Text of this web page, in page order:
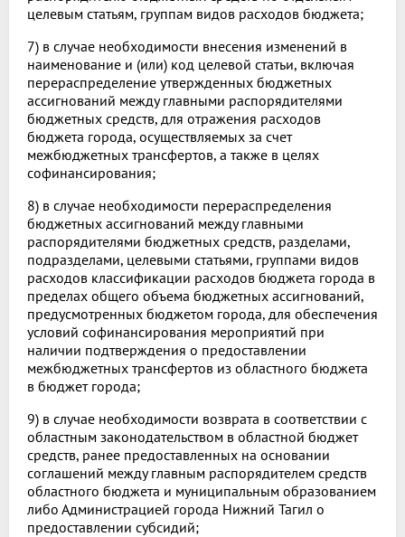
целевым статьям, группам видов расходов бюджета;
7) в случае необходимости внесения изменений в
наименование и (или) код целевой статьи, включая
перераспределение утвержденных бюджетных
ассигнований между главными распорядителями
бюджетных средств, для отражения расходов
бюджета города, осуществляемых за счет
межбюджетных трансфертов, а также в целях
софинансирования;
8) в случае необходимости перераспределения
бюджетных ассигнований между главными
распорядителями бюджетных средств, разделами,
подразделами, целевыми статьями, группами видов
расходов классификации расходов бюджета города в
пределах общего объема бюджетных ассигнований,
предусмотренных бюджетом города, для обеспечения
условий софинансирования мероприятий при
наличии подтверждения о предоставлении
межбюджетных трансфертов из областного бюджета
в бюджет города;
9) в случае необходимости возврата в соответствии с
областным законодательством в областной бюджет
средств, ранее предоставленных на основании
соглашений между главным распорядителем средств
областного бюджета и муниципальным образованием
либо Администрацией города Нижний Тагил о
предоставлении субсидий;